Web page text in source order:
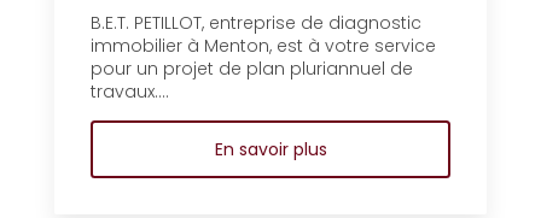
B.E.T. PETILLOT, entreprise de diagnostic
immobilier à Menton, est à votre service
pour un projet de plan pluriannuel de
travaux....
En savoir plus